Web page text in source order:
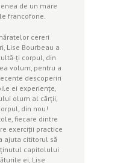
de un mare
francofone.
cereri
Lise Bourbeau a
ţi corpul, din
volum, pentru a
descoperiri
ei experienţe,
olum al cărţii,
din nou!
fiecare dintre
exerciţii practice
ajuta cititorul să
capitolului
ei, Lise